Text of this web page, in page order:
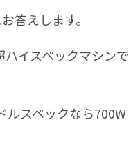
答えします。
イスペックマシンで
ルスペックなら700W